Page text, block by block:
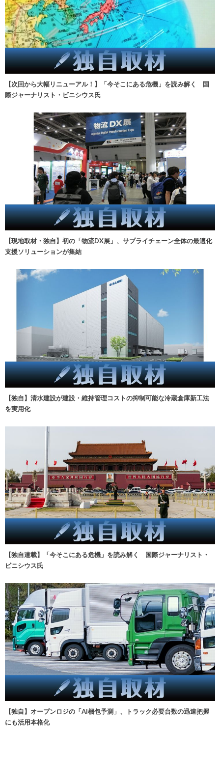
【次回から大幅リニューアル！】「今そこにある危機」を読み解く 国
際ジャーナリスト・ビニシウス氏
【現地取材・独自】初の「物流DX展」、サプライチェーン全体の最適化
支援ソリューションが集結
【独自】清水建設が建設・維持管理コストの抑制可能な冷蔵倉庫新工法
を実用化
【独自連載】「今そこにある危機」を読み解く 国際ジャーナリスト・
ビニシウス氏
【独自】オープンロジの「AI梱包予測」、トラック必要台数の迅速把握
にも活用本格化